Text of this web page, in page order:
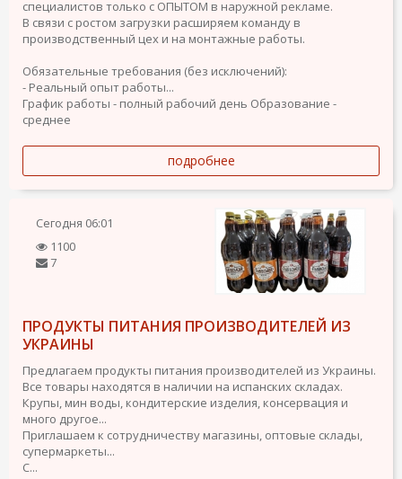
специалистов только с ОПЫТОМ в наружной рекламе.
В связи с ростом загрузки расширяем команду в
производственный цех и на монтажные работы.
Обязательные требования (без исключений):
- Реальный опыт работы...
График работы - полный рабочий день Образование -
среднее
подробнее
Сегодня 06:01
1100
7
ПРОДУКТЫ ПИТАНИЯ ПРОИЗВОДИТЕЛЕЙ ИЗ
УКРАИНЫ
Предлагаем продукты питания производителей из Украины.
Все товары находятся в наличии на испанских складах.
Крупы, мин воды, кондитерские изделия, консервация и
много другое...
Приглашаем к сотрудничеству магазины, оптовые склады,
супермаркеты...
С...